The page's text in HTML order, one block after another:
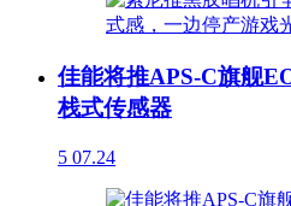
佳能将推APS-C旗舰
栈式传感器
5 07.24